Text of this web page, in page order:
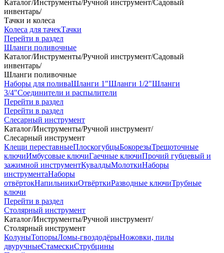
Каталог/Инструменты/Ручной инструмент/Садовый
инвентарь/
Тачки и колеса
Колеса для тачекТачки
Перейти в раздел
Шланги поливочные
Каталог/Инструменты/Ручной инструмент/Садовый
инвентарь/
Шланги поливочные
Наборы для поливаШланги 1"Шланги 1/2"Шланги
3/4"Соединители и распылители
Перейти в раздел
Перейти в раздел
Слесарный инструмент
Каталог/Инструменты/Ручной инструмент/
Слесарный инструмент
Клещи переставныеПлоскогубцыБокорезыТрещоточные
ключиИмбусовые ключиГаечные ключиПрочий губцевый и
зажимной инструментКувалдыМолоткиНаборы
инструментаНаборы
отвёртокНапильникиОтвёрткиРазводные ключиТрубные
ключи
Перейти в раздел
Столярный инструмент
Каталог/Инструменты/Ручной инструмент/
Столярный инструмент
КолуныТопорыЛомы-гвоздодёрыНожовки, пилы
двуручныеСтамескиСтрубцины